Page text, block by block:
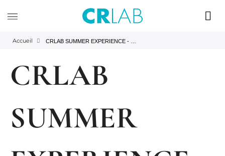
Accueil
CRLAB
SUMMER